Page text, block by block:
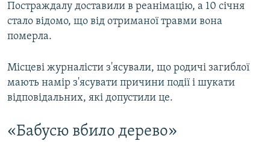
Постраждалу доставили в реанімацію, а 10 січня
стало відомо, що від отриманої травми вона
померла.
Місцеві журналісти з'ясували, що родичі загиблої
мають намір з'ясувати причини події і шукати
відповідальних, які допустили це.
«Бабусю вбило дерево»